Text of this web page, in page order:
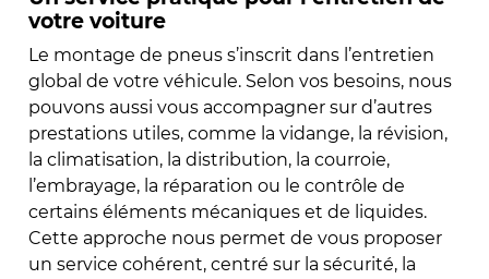
votre voiture
Le montage de pneus s’inscrit dans l’entretien
global de votre véhicule. Selon vos besoins, nous
pouvons aussi vous accompagner sur d’autres
prestations utiles, comme la vidange, la révision,
la climatisation, la distribution, la courroie,
l’embrayage, la réparation ou le contrôle de
certains éléments mécaniques et de liquides.
Cette approche nous permet de vous proposer
un service cohérent, centré sur la sécurité, la